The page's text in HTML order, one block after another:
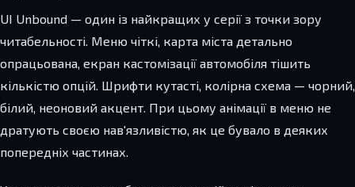
UI Unbound — один із найкращих у серії з точки зору
читабельності. Меню чіткі, карта міста детально
опрацьована, екран кастомізації автомобіля тішить
кількістю опцій. Шрифти кутасті, колірна схема — чорний,
білий, неоновий акцент. При цьому анімації в меню не
дратують своєю нав'язливістю, як це бувало в деяких
попередніх частинах.